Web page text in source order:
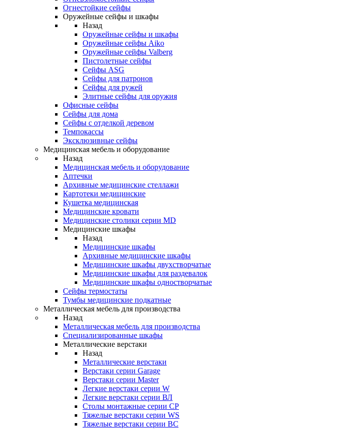
Огнестойкие сейфы
Оружейные сейфы и шкафы
Назад
Оружейные сейфы и шкафы
Оружейные сейфы Aiko
Оружейные сейфы Valberg
Пистолетные сейфы
Сейфы ASG
Сейфы для патронов
Сейфы для ружей
Элитные сейфы для оружия
Офисные сейфы
Сейфы для дома
Сейфы с отделкой деревом
Темпокассы
Эксклюзивные сейфы
Медицинская мебель и оборудование
Назад
Медицинская мебель и оборудование
Аптечки
Архивные медицинские стеллажи
Картотеки медицинские
Кушетка медицинская
Медицинские кровати
Медицинские столики серии MD
Медицинские шкафы
Назад
Медицинские шкафы
Архивные медицинские шкафы
Медицинские шкафы двухстворчатые
Медицинские шкафы для раздевалок
Медицинские шкафы одностворчатые
Сейфы термостаты
Тумбы медицинские подкатные
Металлическая мебель для производства
Назад
Металлическая мебель для производства
Cпециализированные шкафы
Металлические верстаки
Назад
Металлические верстаки
Верстаки серии Garage
Верстаки серии Master
Легкие верстаки серии W
Легкие верстаки серии ВЛ
Столы монтажные серии СР
Тяжелые верстаки серии WS
Тяжелые верстаки серии ВС